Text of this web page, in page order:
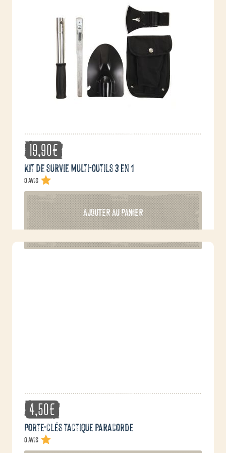
19,90€
Kit de survie multi-outils 3 en 1
0 avis
AJOUTER AU PANIER
4,50€
Porte-clés tactique Paracorde
0 avis